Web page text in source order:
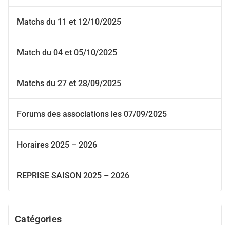
Matchs du 11 et 12/10/2025
Match du 04 et 05/10/2025
Matchs du 27 et 28/09/2025
Forums des associations les 07/09/2025
Horaires 2025 – 2026
REPRISE SAISON 2025 – 2026
Catégories